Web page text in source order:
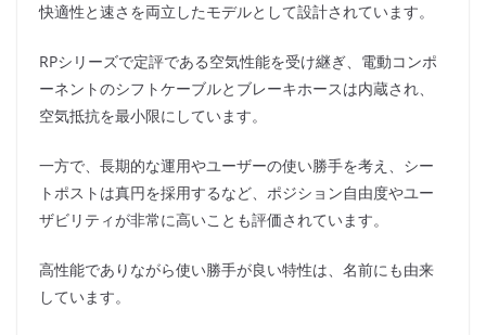
快適性と速さを両立したモデルとして設計されています。
RPシリーズで定評である空気性能を受け継ぎ、電動コンポ
ーネントのシフトケーブルとブレーキホースは内蔵され、
空気抵抗を最小限にしています。
一方で、長期的な運用やユーザーの使い勝手を考え、シー
トポストは真円を採用するなど、ポジション自由度やユー
ザビリティが非常に高いことも評価されています。
高性能でありながら使い勝手が良い特性は、名前にも由来
しています。